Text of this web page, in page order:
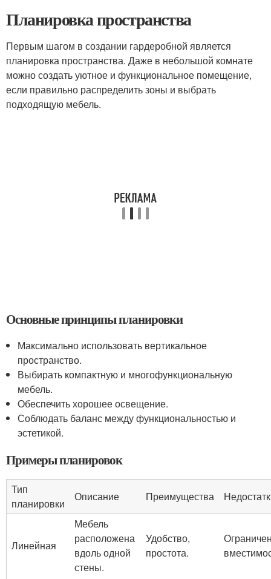
Планировка пространства
Первым шагом в создании гардеробной является
планировка пространства. Даже в небольшой комнате
можно создать уютное и функциональное помещение,
если правильно распределить зоны и выбрать
подходящую мебель.
Основные принципы планировки
Максимально использовать вертикальное
пространство.
Выбирать компактную и многофункциональную
мебель.
Обеспечить хорошее освещение.
Соблюдать баланс между функциональностью и
эстетикой.
Примеры планировок
Тип
планировки
Описание Преимущества
Линейная
Мебель
расположена
вдоль одной
стены.
Удобство,
простота.